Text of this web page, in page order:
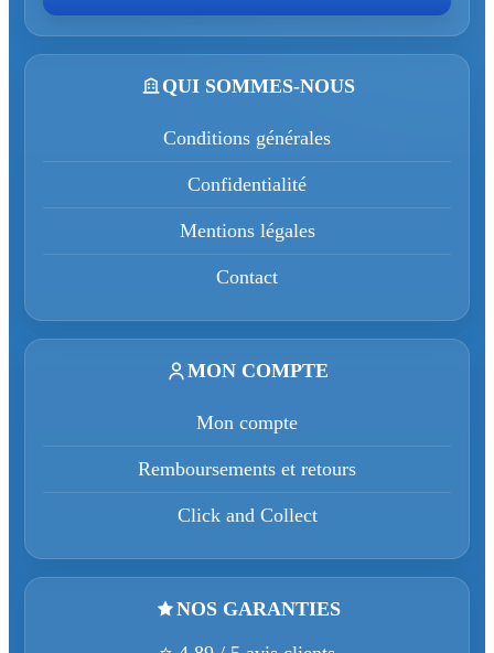
QUI SOMMES-NOUS
Conditions générales
Confidentialité
Mentions légales
Contact
MON COMPTE
Mon compte
Remboursements et retours
Click and Collect
NOS GARANTIES